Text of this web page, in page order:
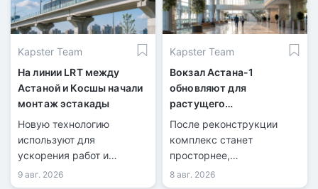
Kapster Team
На линии LRT между
Астаной и Косшы начали
монтаж эстакады
Новую технологию
используют для
ускорения работ и
сокращения перекрытий
дорог.
9 авг. 2026
Kapster Team
Вокзал Астана-1
обновляют для
растущего
пассажиропотока
После реконструкции
комплекс станет
просторнее,
технологичнее и
доступнее.
8 авг. 2026